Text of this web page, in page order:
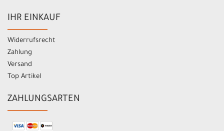
IHR EINKAUF
Widerrufsrecht
Zahlung
Versand
Top Artikel
ZAHLUNGSARTEN